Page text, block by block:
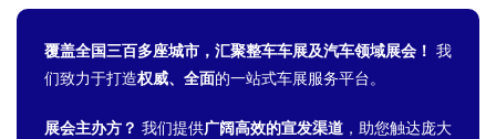
覆盖全国三百多座城市，汇聚整车车展及汽车领域展会！ 我
们致力于打造权威、全面的一站式车展服务平台。
展会主办方？ 我们提供广阔高效的宣发渠道 ，助您触达庞大